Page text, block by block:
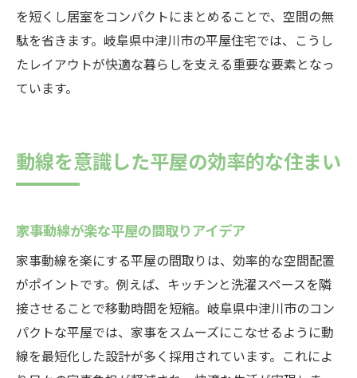
を短くし居室をコンパクトにまとめることで、空間の無
駄を省きます。岐阜県中津川市の平屋住宅では、こうし
たレイアウトが快適な暮らしを支える重要な要素となっ
ています。
動線を意識した平屋の効率的な住まい
家事動線が楽な平屋の間取りアイデア
家事動線を楽にする平屋の間取りは、効率的な空間配置
がポイントです。例えば、キッチンと洗濯スペースを隣
接させることで移動時間を短縮。岐阜県中津川市のコン
パクトな平屋では、家事をスムーズにこなせるように動
線を最短化した設計が多く採用されています。これによ